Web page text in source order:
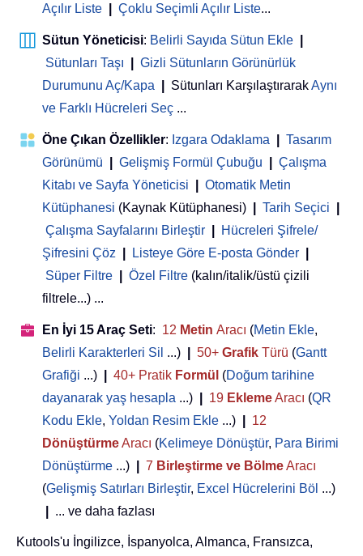
Açılır Liste
Çoklu Seçimli Açılır Liste...
Sütun Yöneticisi: Belirli Sayıda Sütun Ekle
Sütunları Taşı
Gizli Sütunların Görünürlük
Durumunu Aç/Kapa
Sütunları KarşılaştırarakAynı
ve Farklı Hücreleri Seç ...
Öne Çıkan Özellikler: Izgara Odaklama
Tasarım
Görünümü
Gelişmiş Formül Çubuğu
Çalışma
Kitabı ve Sayfa Yöneticisi
Otomatik Metin
Kütüphanesi (Kaynak Kütüphanesi) Tarih Seçici
Çalışma Sayfalarını Birleştir
Hücreleri Şifrele/
Şifresini Çöz
Listeye Göre E-posta Gönder
Süper Filtre
Özel Filtre (kalın/italik/üstü çizili
filtrele...) ...
En İyi 15 Araç Seti: 12 Metin Aracı (Metin Ekle,
Belirli Karakterleri Sil ...) 50+ Grafik Türü (Gantt
Grafiği ...) 40+ Pratik Formül (Doğum tarihine
dayanarak yaş hesapla ...) 19 EklemeAracı (QR
Kodu Ekle, Yoldan Resim Ekle ...)
12
DönüştürmeAracı (Kelimeye Dönüştür, Para Birimi
Dönüştürme ...) 7 Birleştirme ve BölmeAracı
(Gelişmiş Satırları Birleştir, Excel Hücrelerini Böl ...)
... ve daha fazlası
Kutools'u İngilizce, İspanyolca, Almanca, Fransızca,